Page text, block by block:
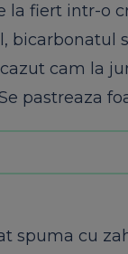
la fiert intr-o
, bicarbonatul
cam la
pastreaza
spuma cu